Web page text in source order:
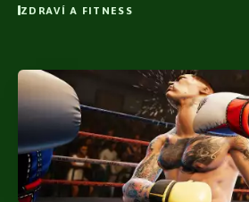
ZDRAVÍ A FITNESS